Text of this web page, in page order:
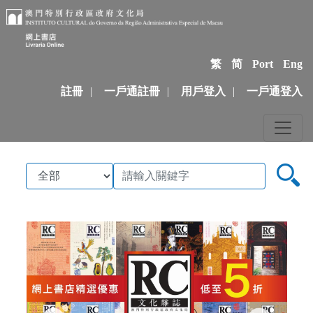
繁 简 Port Eng
註冊 | 一戶通註冊 | 用戶登入 | 一戶通登入